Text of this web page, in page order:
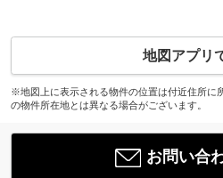
地図アプリ
※地図上に表示される物件の位置は付近住所に
の物件所在地とは異なる場合がございます。
お問い合